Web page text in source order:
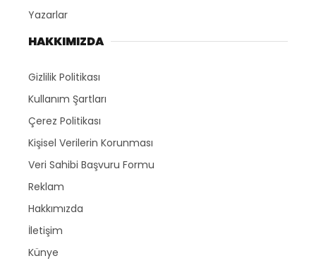
Yazarlar
HAKKIMIZDA
Gizlilik Politikası
Kullanım Şartları
Çerez Politikası
Kişisel Verilerin Korunması
Veri Sahibi Başvuru Formu
Reklam
Hakkımızda
İletişim
Künye